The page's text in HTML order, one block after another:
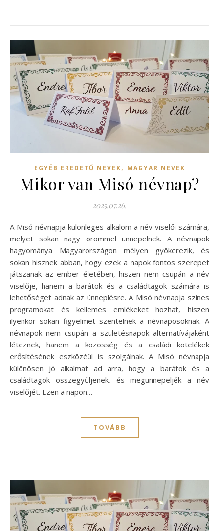
EGYÉB EREDETŰ NEVEK, MAGYAR NEVEK
Mikor van Misó névnap?
2025.07.26.
A Misó névnapja különleges alkalom a név viselői számára,
melyet sokan nagy örömmel ünnepelnek. A névnapok
hagyománya Magyarországon mélyen gyökerezik, és
sokan hisznek abban, hogy ezek a napok fontos szerepet
játszanak az ember életében, hiszen nem csupán a név
viselője, hanem a barátok és a családtagok számára is
lehetőséget adnak az ünneplésre. A Misó névnapja színes
programokat és kellemes emlékeket hozhat, hiszen
ilyenkor sokan figyelmet szentelnek a névnaposoknak. A
névnapok nem csupán a születésnapok alternatívájaként
léteznek, hanem a közösség és a családi kötelékek
erősítésének eszközéül is szolgálnak. A Misó névnapja
különösen jó alkalmat ad arra, hogy a barátok és a
családtagok összegyűljenek, és megünnepeljék a név
viselőjét. Ezen a napon…
TOVÁBB